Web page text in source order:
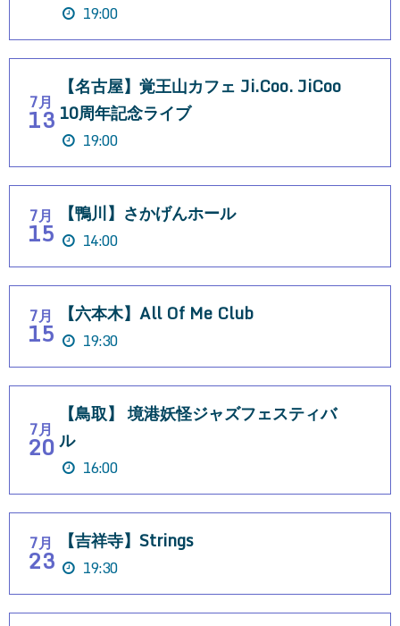
19:00
7月
13
【名古屋】覚王山カフェ Ji.Coo. JiCoo
10周年記念ライブ
19:00
7月
15
【鴨川】さかげんホール
14:00
7月
15
【六本木】All Of Me Club
19:30
7月
20
【鳥取】 境港妖怪ジャズフェスティバ
ル
16:00
7月
23
【吉祥寺】Strings
19:30